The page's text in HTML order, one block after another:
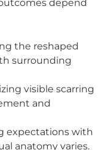
depend
the reshaped
surrounding
visible scarring
and
expectations with
anatomy varies.